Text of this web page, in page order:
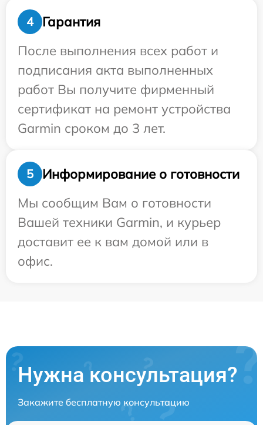
4
Гарантия
После выполнения всех работ и
подписания акта выполненных
работ Вы получите фирменный
сертификат на ремонт устройства
Garmin сроком до 3 лет.
5
Информирование о готовности
Мы сообщим Вам о готовности
Вашей техники Garmin, и курьер
доставит ее к вам домой или в
офис.
Нужна консультация?
Закажите бесплатную консультацию